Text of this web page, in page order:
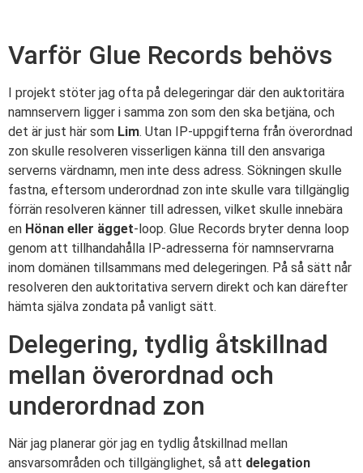
Varför Glue Records behövs
I projekt stöter jag ofta på delegeringar där den auktoritära
namnservern ligger i samma zon som den ska betjäna, och
det är just här som Lim. Utan IP-uppgifterna från överordnad
zon skulle resolveren visserligen känna till den ansvariga
serverns värdnamn, men inte dess adress. Sökningen skulle
fastna, eftersom underordnad zon inte skulle vara tillgänglig
förrän resolveren känner till adressen, vilket skulle innebära
en Hönan eller ägget-loop. Glue Records bryter denna loop
genom att tillhandahålla IP-adresserna för namnservrarna
inom domänen tillsammans med delegeringen. På så sätt når
resolveren den auktoritativa servern direkt och kan därefter
hämta själva zondata på vanligt sätt.
Delegering, tydlig åtskillnad
mellan överordnad och
underordnad zon
När jag planerar gör jag en tydlig åtskillnad mellan
ansvarsområden och tillgänglighet, så att delegation